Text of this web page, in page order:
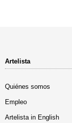
Artelista
Quiénes somos
Empleo
Artelista in English